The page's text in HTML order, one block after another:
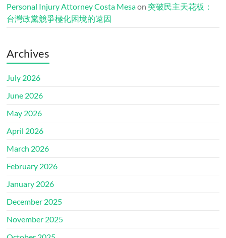
Personal Injury Attorney Costa Mesaon 突破民主天花板：
台灣政黨競爭極化困境的遠因
Archives
July 2026
June 2026
May 2026
April 2026
March 2026
February 2026
January 2026
December 2025
November 2025